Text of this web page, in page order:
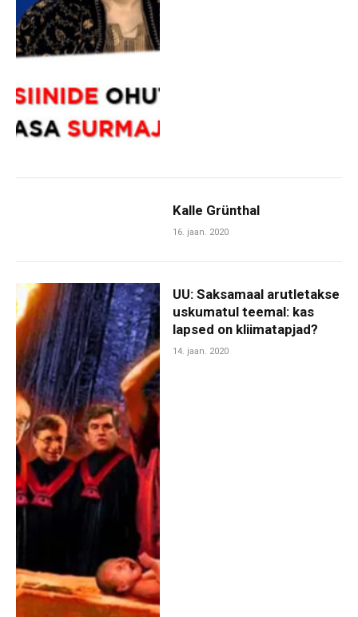
Kalle Grünthal
16. jaan. 2020
UU: Saksamaal arutletakse
uskumatul teemal: kas
lapsed on kliimatapjad?
14. jaan. 2020